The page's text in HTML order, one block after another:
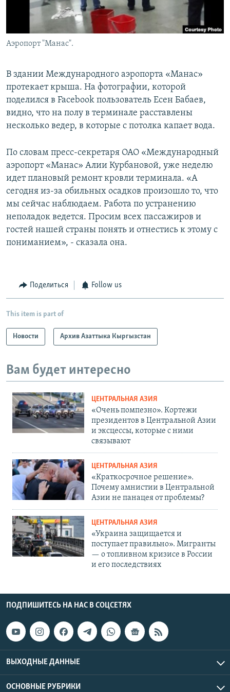
Аэропорт "Манас".
В здании Международного аэропорта «Манас»
протекает крыша. На фотографии, которой
поделился в Facebook пользователь Есен Бабаев,
видно, что на полу в терминале расставлены
несколько ведер, в которые с потолка капает вода.
По словам пресс-секретаря ОАО «Международный
аэропорт «Манас» Алии Курбановой, уже неделю
идет плановый ремонт кровли терминала. «А
сегодня из-за обильных осадков произошло то, что
мы сейчас наблюдаем. Работа по устранению
неполадок ведется. Просим всех пассажиров и
гостей нашей страны понять и отнестись к этому с
пониманием», - сказала она.
Поделиться Follow us
This item is part of
Новости Архив Азаттыка Кыргызстан
Вам будет интересно
ЦЕНТРАЛЬНАЯ АЗИЯ
«Очень помпезно». Кортежи
президентов в Центральной Азии
и эксцессы, которые с ними
связывают
ЦЕНТРАЛЬНАЯ АЗИЯ
«Краткосрочное решение».
Почему амнистии в Центральной
Азии не панацея от проблемы?
ЦЕНТРАЛЬНАЯ АЗИЯ
«Украина защищается и
поступает правильно». Мигранты
— о топливном кризисе в России
и его последствиях
ПОДПИШИТЕСЬ НА НАС В СОЦСЕТЯХ
ВЫХОДНЫЕ ДАННЫЕ
ОСНОВНЫЕ РУБРИКИ